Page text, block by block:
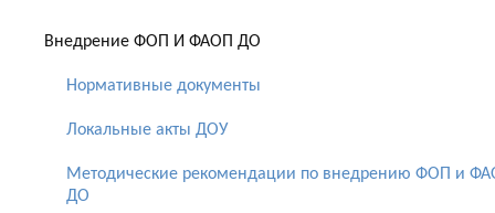
Внедрение ФОП И ФАОП ДО
Нормативные документы
Локальные акты ДОУ
Методические рекомендации по внедрению ФОП и
ДО